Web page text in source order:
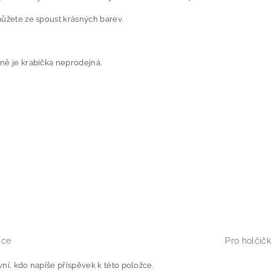
ze spoust krásných barev.
je krabička neprodejná.
Pro
kdo napíše příspěvek k této položce.